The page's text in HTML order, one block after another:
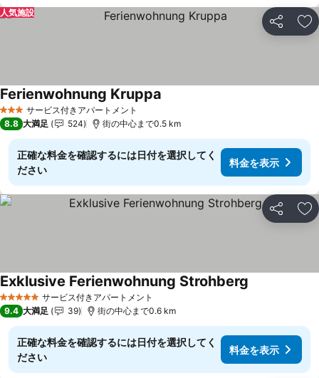
シェア お
人気施設
3 ホテルのランク
サービス付きアパートメント
Ferienwohnung Kruppa
8.8 大満足 524 街の中心まで0.5 km
正確な料金を確認するには日付を選択してく
ださい
料金を表示
シェア お
5 ホテルのランクサービス付きアパートメント
Exklusive Ferienwohnung Strohberg
9.4 大満足 39 街の中心まで0.6 km
正確な料金を確認するには日付を選択してく
ださい
料金を表示